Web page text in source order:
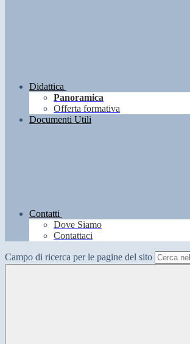
Didattica
Panoramica
Offerta formativa
Documenti Utili
Contatti
Dove Siamo
Contattaci
Campo di ricerca per le pagine del sito